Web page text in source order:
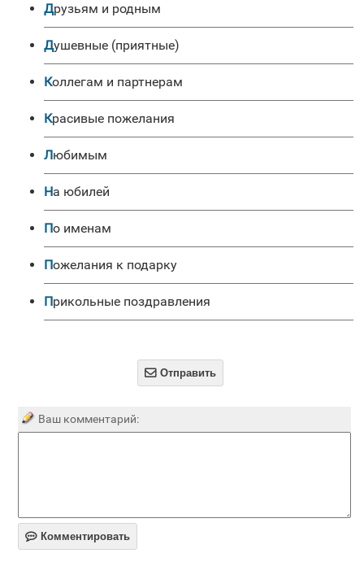
друзьям и родным
душевные (приятные)
коллегам и партнерам
красивые пожелания
любимым
на юбилей
по именам
Пожелания к подарку
Прикольные поздравления
 Отправить
Ваш комментарий:
 Комментировать